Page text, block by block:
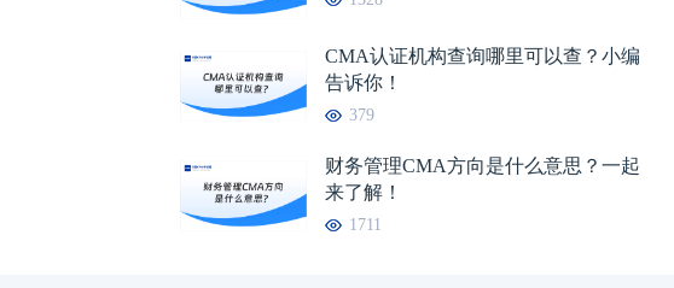
CMA认证机构查询哪里可以查？小编
告诉你！
379
财务管理CMA方向是什么意思？一起
来了解！
1711
04-17
管理会计师含金量高吗？考了有什 04-16
注册管理会计师学费一般多少?